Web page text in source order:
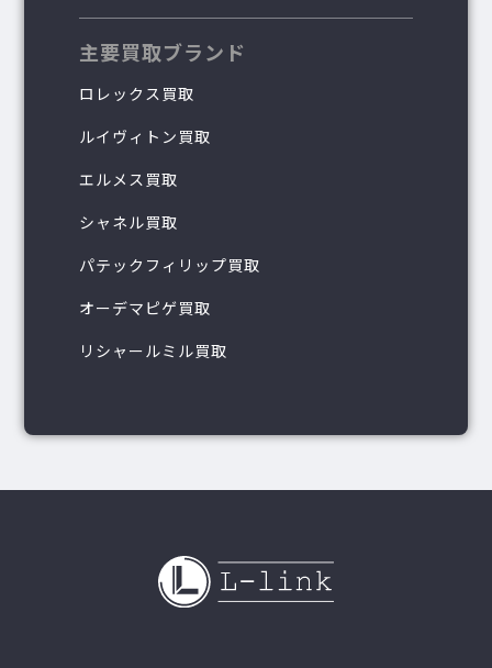
主要買取ブランド
ロレックス買取
ルイヴィトン買取
エルメス買取
シャネル買取
パテックフィリップ買取
オーデマピゲ買取
リシャールミル買取